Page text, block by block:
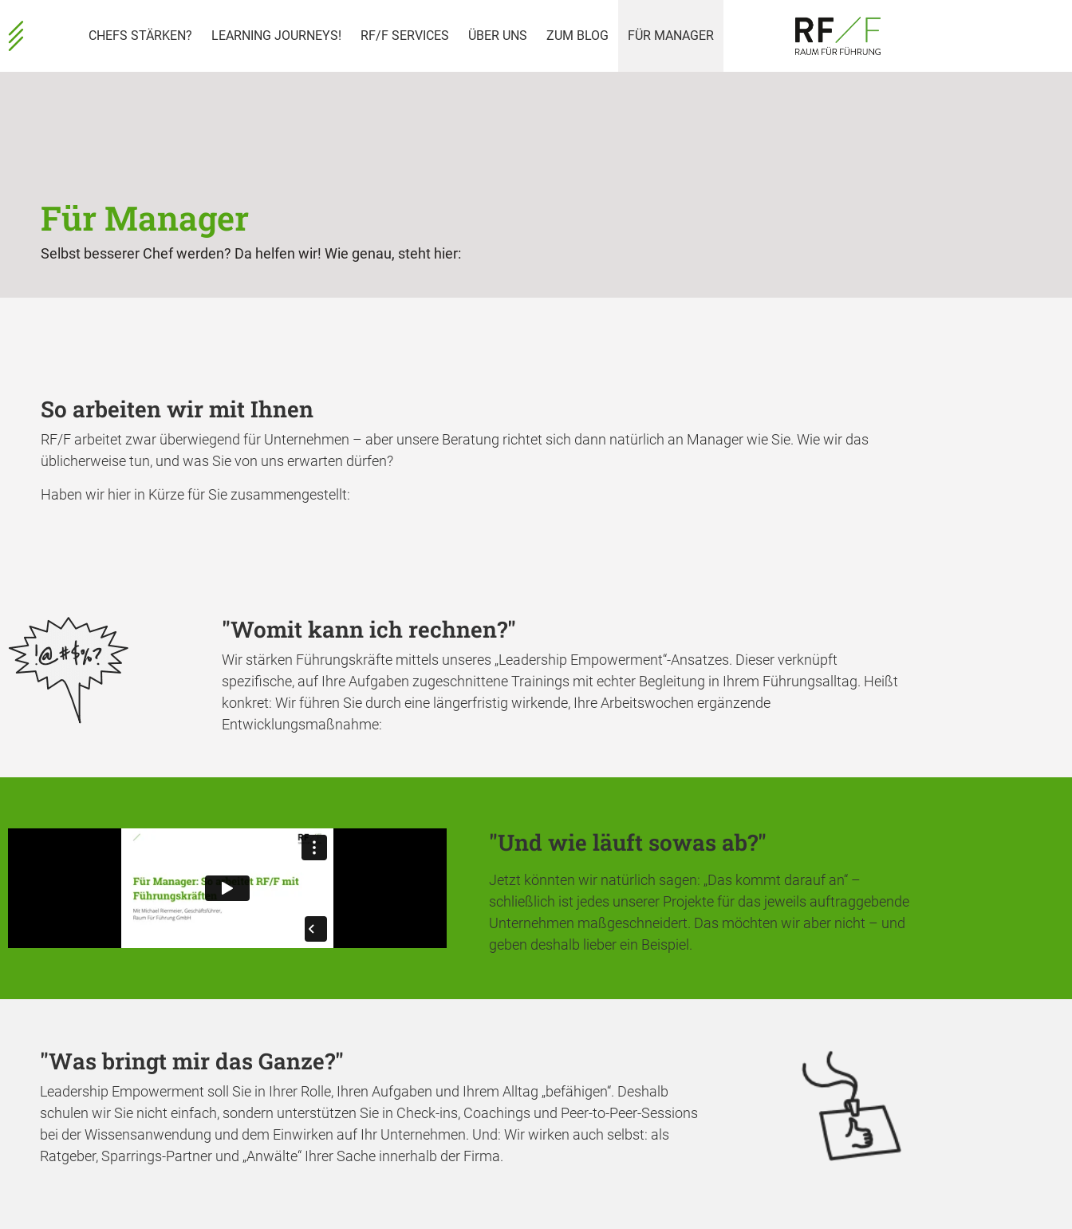
CHEFS STÄRKEN? LEARNING JOURNEYS! RF/F SERVICES ÜBER UNS ZUM BLOG FÜR MANAGER
Für Manager
Selbst besserer Chef werden? Da helfen wir! Wie genau, steht hier:
So arbeiten wir mit Ihnen
RF/F arbeitet zwar überwiegend für Unternehmen – aber unsere Beratung richtet sich dann natürlich an Manager wie Sie. Wie wir das
üblicherweise tun, und was Sie von uns erwarten dürfen?
Haben wir hier in Kürze für Sie zusammengestellt:
"Womit kann ich rechnen?"
Wir stärken Führungskräfte mittels unseres „Leadership Empowerment“-Ansatzes. Dieser verknüpft
spezifische, auf Ihre Aufgaben zugeschnittene Trainings mit echter Begleitung in Ihrem Führungsalltag. Heißt
konkret: Wir führen Sie durch eine längerfristig wirkende, Ihre Arbeitswochen ergänzende
Entwicklungsmaßnahme:
"Und wie läuft sowas ab?"
Jetzt könnten wir natürlich sagen: „Das kommt darauf an“ –
schließlich ist jedes unserer Projekte für das jeweils auftraggebende
Unternehmen maßgeschneidert. Das möchten wir aber nicht – und
geben deshalb lieber ein Beispiel.
"Was bringt mir das Ganze?"
Leadership Empowerment soll Sie in Ihrer Rolle, Ihren Aufgaben und Ihrem Alltag „befähigen“. Deshalb
schulen wir Sie nicht einfach, sondern unterstützen Sie in Check-ins, Coachings und Peer-to-Peer-Sessions
bei der Wissensanwendung und dem Einwirken auf Ihr Unternehmen. Und: Wir wirken auch selbst: als
Ratgeber, Sparrings-Partner und „Anwälte“ Ihrer Sache innerhalb der Firma.